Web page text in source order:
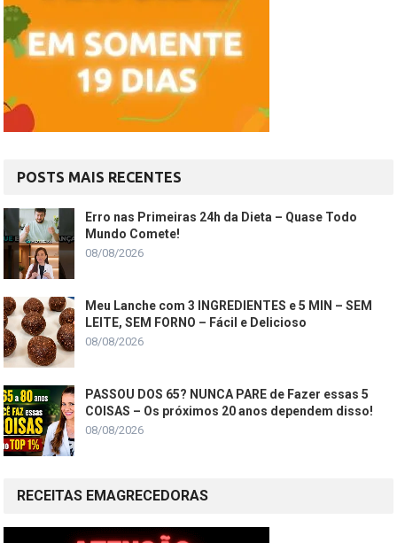
POSTS MAIS RECENTES
Erro nas Primeiras 24h da Dieta – Quase Todo
Mundo Comete!
08/08/2026
Meu Lanche com 3 INGREDIENTES e 5 MIN – SEM
LEITE, SEM FORNO – Fácil e Delicioso
08/08/2026
PASSOU DOS 65? NUNCA PARE de Fazer essas 5
COISAS – Os próximos 20 anos dependem disso!
08/08/2026
RECEITAS EMAGRECEDORAS